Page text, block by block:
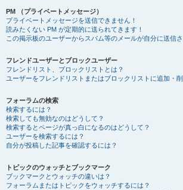
PM （プライベートメッセージ）
プライベートメッセージを送信できません！
読みたくない PM が定期的に送られてきます！
この掲示板のユーザーからスパム等のメールが自分に送信さ
フレンドユーザーとブロックユーザー
フレンドリスト、ブロックリストとは？
ユーザーをフレンドリストまたはブロックリストに追加・
フォーラムの検索
検索するには？
検索しても無効なのはどうして？
検索するとページが真っ白になるのはどうして？
ユーザーを検索するには？
自分が投稿した記事を確認するには？
トピックのウォッチとブックマーク
ブックマークとウォッチの違いは？
フォーラムまたはトピックをウォッチするには？